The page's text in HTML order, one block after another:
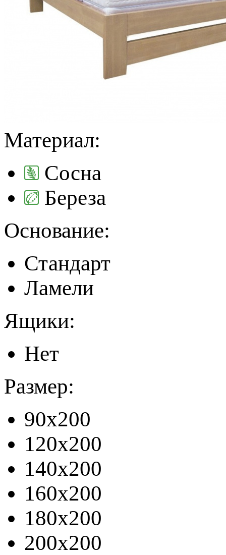
Материал:
Сосна
Береза
Основание:
Стандарт
Ламели
Ящики:
Нет
Размер:
90x200
120x200
140x200
160x200
180x200
200x200